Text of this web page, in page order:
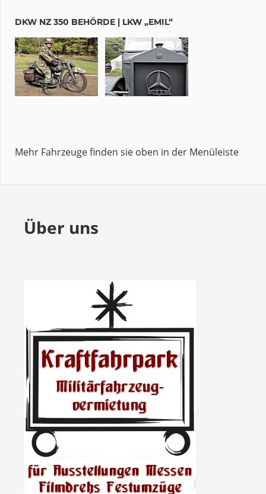
DKW NZ 350 BEHÖRDE | LKW „EMIL“
Mehr Fahrzeuge finden sie oben in der Menüleiste
Über uns